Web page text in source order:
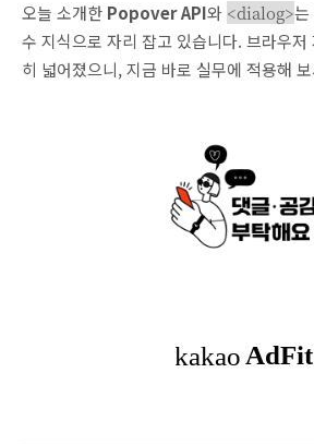
오늘 소개한 Popover API와 <dialog>는
수 지식으로 자리 잡고 있습니다. 브라우
히 넓어졌으니, 지금 바로 실무에 적용해